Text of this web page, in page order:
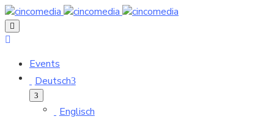
Events
Deutsch
Englisch